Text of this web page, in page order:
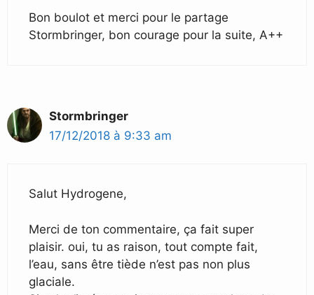
Bon boulot et merci pour le partage
Stormbringer, bon courage pour la suite, A++
Stormbringer
17/12/2018 à 9:33 am
Salut Hydrogene,
Merci de ton commentaire, ça fait super
plaisir. oui, tu as raison, tout compte fait,
l’eau, sans être tiède n’est pas non plus
glaciale.